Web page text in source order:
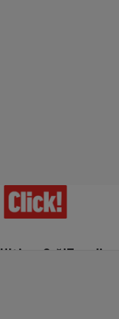
Ultima Oră!Trending